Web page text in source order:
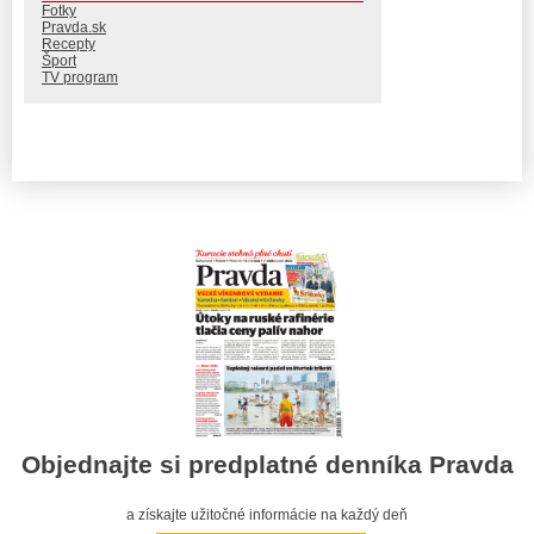
Fotky
Pravda.sk
Recepty
Šport
TV program
Objednajte si predplatné denníka Pravda
a získajte užitočné informácie na každý deň